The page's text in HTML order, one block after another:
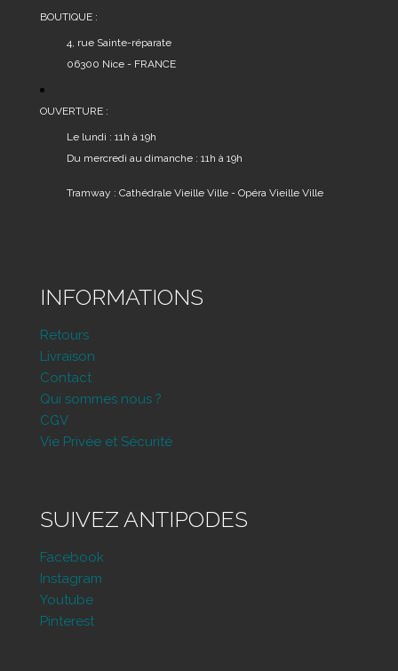
BOUTIQUE :
4, rue Sainte-réparate
06300 Nice - FRANCE
OUVERTURE :
Le lundi : 11h à 19h
Du mercredi au dimanche : 11h à 19h
Tramway : Cathédrale Vieille Ville - Opéra Vieille Ville
INFORMATIONS
Retours
Livraison
Contact
Qui sommes nous ?
CGV
Vie Privée et Sécurité
SUIVEZ ANTIPODES
Facebook
Instagram
Youtube
Pinterest